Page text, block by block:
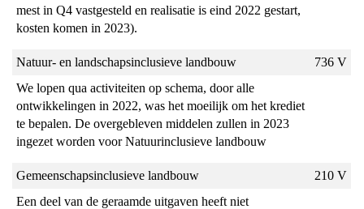
mest in Q4 vastgesteld en realisatie is eind 2022 gestart,
kosten komen in 2023).
Natuur- en landschapsinclusieve landbouw
736 V
We lopen qua activiteiten op schema, door alle
ontwikkelingen in 2022, was het moeilijk om het krediet
te bepalen. De overgebleven middelen zullen in 2023
ingezet worden voor Natuurinclusieve landbouw
Gemeenschapsinclusieve landbouw
210 V
Een deel van de geraamde uitgaven heeft niet